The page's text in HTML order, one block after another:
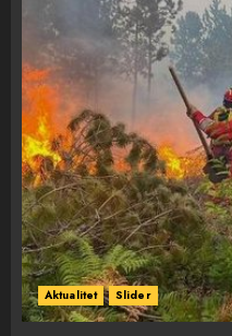
Aktualitet Slider